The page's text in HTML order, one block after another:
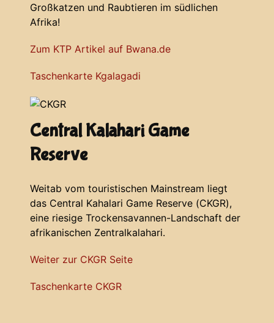
Großkatzen und Raubtieren im südlichen
Afrika!
Zum KTP Artikel auf Bwana.de
Taschenkarte Kgalagadi
Central Kalahari Game
Reserve
Weitab vom touristischen Mainstream liegt
das Central Kahalari Game Reserve (CKGR),
eine riesige Trockensavannen-Landschaft der
afrikanischen Zentralkalahari.
Weiter zur CKGR Seite
Taschenkarte CKGR